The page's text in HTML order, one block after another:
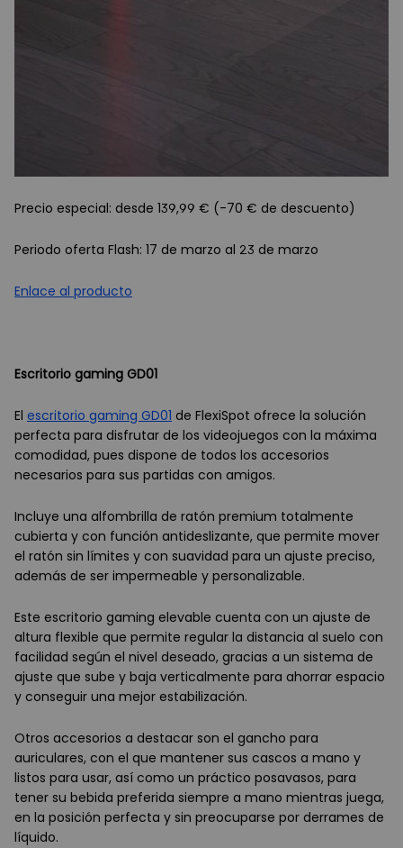
Precio especial: desde 139,99 € (-70 € de descuento)
Periodo oferta Flash: 17 de marzo al 23 de marzo
Enlace al producto
Escritorio gaming GD01
El escritorio gaming GD01 de FlexiSpot ofrece la solución
perfecta para disfrutar de los videojuegos con la máxima
comodidad, pues dispone de todos los accesorios
necesarios para sus partidas con amigos.
Incluye una alfombrilla de ratón premium totalmente
cubierta y con función antideslizante, que permite mover
el ratón sin límites y con suavidad para un ajuste preciso,
además de ser impermeable y personalizable.
Este escritorio gaming elevable cuenta con un ajuste de
altura flexible que permite regular la distancia al suelo con
facilidad según el nivel deseado, gracias a un sistema de
ajuste que sube y baja verticalmente para ahorrar espacio
y conseguir una mejor estabilización.
Otros accesorios a destacar son el gancho para
auriculares, con el que mantener sus cascos a mano y
listos para usar, así como un práctico posavasos, para
tener su bebida preferida siempre a mano mientras juega,
en la posición perfecta y sin preocuparse por derrames de
líquido.